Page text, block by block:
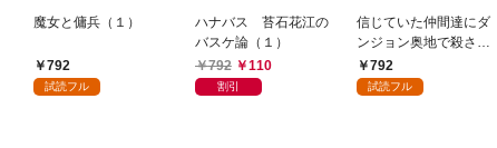
魔女と傭兵（１）
792
試読フル
ハナバス 苔石花江の
バスケ論（１）
792
110
割引
信じていた仲間達にダ
ンジョン奥地で殺され
かけたがギフト『無限
ガチャ』でレベル９９
792
試読フル